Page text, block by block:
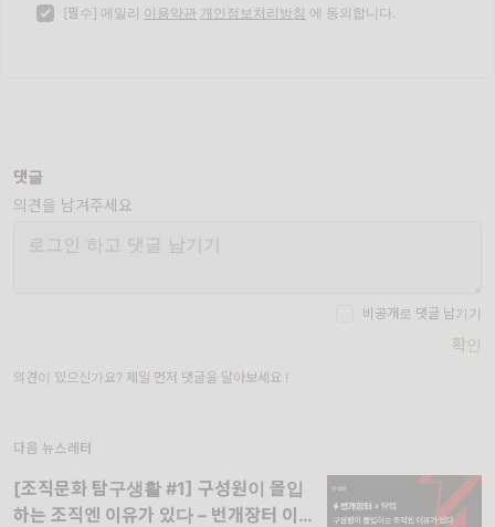
[필수] 메일리 이용약관 개인정보처리방침 에 동의합니다.
댓글
의견을 남겨주세요
비공개로 댓글 남기기
확인
의견이 있으신가요? 제일 먼저 댓글을 달아보세요 !
다음 뉴스레터
[조직문화 탐구생활 #1] 구성원이 몰입
하는 조직엔 이유가 있다 – 번개장터 이